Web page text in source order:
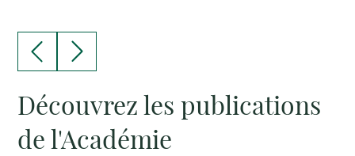
Découvrez les publications
de l'Académie